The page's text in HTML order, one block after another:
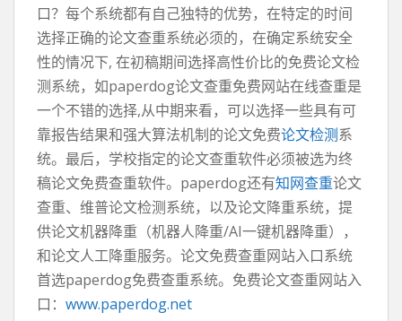
口？每个系统都有自己独特的优势，在特定的时间
选择正确的论文查重系统必须的，在确定系统安全
性的情况下, 在初稿期间选择高性价比的免费论文检
测系统，如paperdog论文查重免费网站在线查重是
一个不错的选择,从中期来看，可以选择一些具有可
靠报告结果和强大算法机制的论文免费论文检测系
统。最后，学校指定的论文查重软件必须被选为终
稿论文免费查重软件。paperdog还有知网查重论文
查重、维普论文检测系统，以及论文降重系统，提
供论文机器降重（机器人降重/AI一键机器降重），
和论文人工降重服务。论文免费查重网站入口系统
首选paperdog免费查重系统。免费论文查重网站入
口： www.paperdog.net